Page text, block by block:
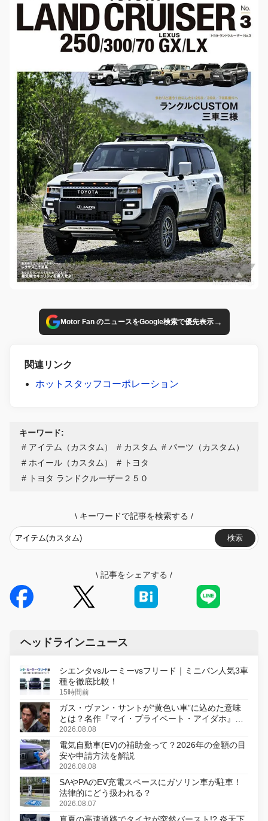
Motor Fan のニュースをGoogle検索で優先表示→
関連リンク
ホットスタッフコーポレーション
キーワード:
アイテム（カスタム）
カスタム
パーツ（カスタム）
ホイール（カスタム）
トヨタ
トヨタ ランドクルーザー２５０
\ キーワードで記事を検索する /
検索
\ 記事をシェアする /
ヘッドラインニュース
シエンタvsルーミーvsフリード｜ミニバン人気3車
種を徹底比較！
15時間前
ガス・ヴァン・サントが“黄色い車”に込めた意味
とは？名作『マイ・プライベート・アイダホ』が
初のデジタルリマスター版で復活
2026.08.08
電気自動車(EV)の補助金って？2026年の金額の目
安や申請方法を解説
2026.08.08
SAやPAのEV充電スペースにガソリン車が駐車！
法律的にどう扱われる？
2026.08.07